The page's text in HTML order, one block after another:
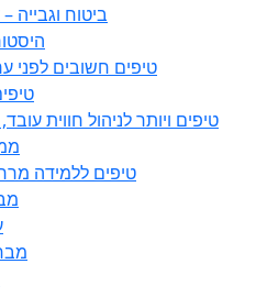
ביטוח וגבייה –
7 טיפים חשובים לפני
21 טיפים ללמידה